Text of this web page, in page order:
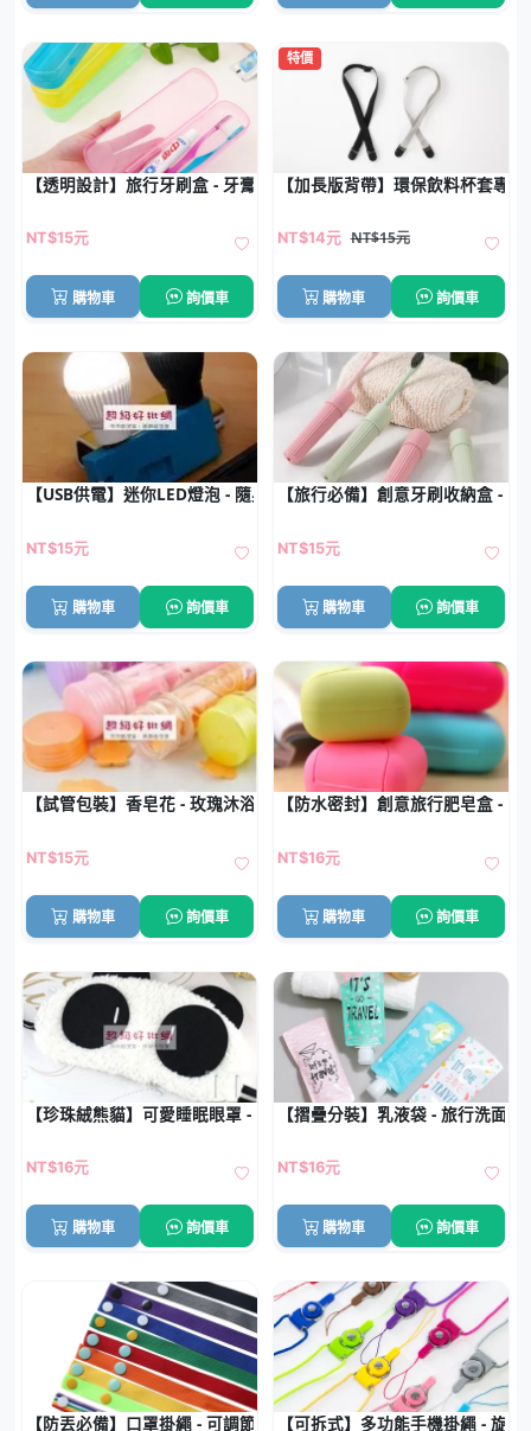
【透明設計】旅行牙刷盒 - 牙膏收納盒
NT$15元
購物車 詢價車
特價
【加長版背帶】環保飲料杯套專
NT$14元 NT$15元
購物車 詢價車
【USB供電】迷你LED燈泡 - 隨身照明小夜燈
NT$15元
購物車 詢價車
【旅行必備】創意牙刷收納盒 -
NT$15元
購物車 詢價車
【試管包裝】香皂花 - 玫瑰沐浴片
NT$15元
購物車 詢價車
【防水密封】創意旅行肥皂盒 -
NT$16元
購物車 詢價車
【珍珠絨熊貓】可愛睡眠眼罩 - 柔軟舒適遮光眼罩
NT$16元
購物車 詢價車
【摺疊分裝】乳液袋 - 旅行洗面乳
NT$16元
購物車 詢價車
【防丟必備】口罩掛繩 - 可調節眼鏡防丟帶【可拆式】多功能手機掛繩 - 旋